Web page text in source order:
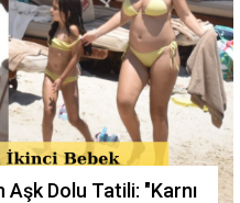
Dolu Tatili: "Karnı